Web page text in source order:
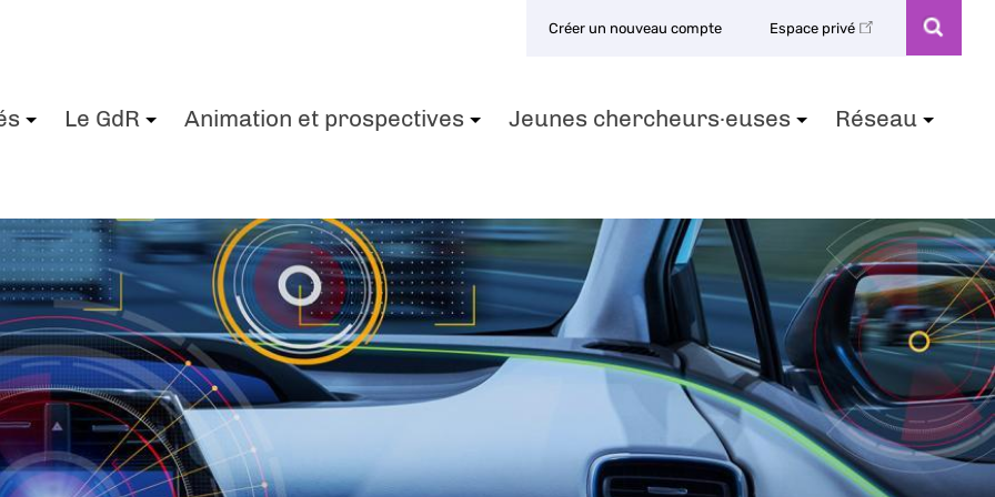
Créer un nouveau compte Espace privé
Le GdR Animation et prospectives Jeunes chercheurs·euses Réseau